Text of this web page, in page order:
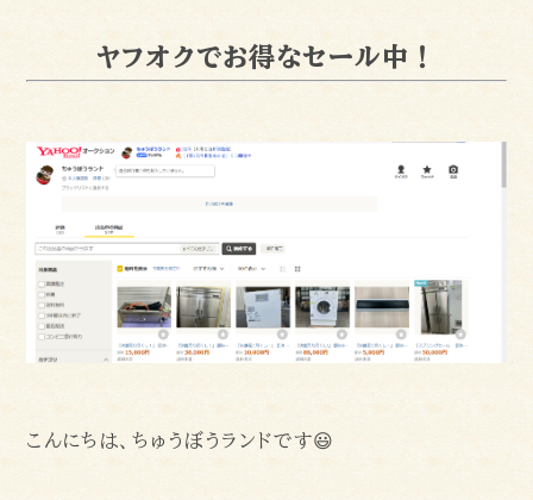
お問い合わせ プライバシーポリシー
043-310-3388 / 千葉店
011-676-7030 / 札幌店
086-363-0058 / 岡山店
千葉県公安委員会古物商第
ヤフオクでお得なセール中！
こんにちは、ちゅうぼうランドです😃